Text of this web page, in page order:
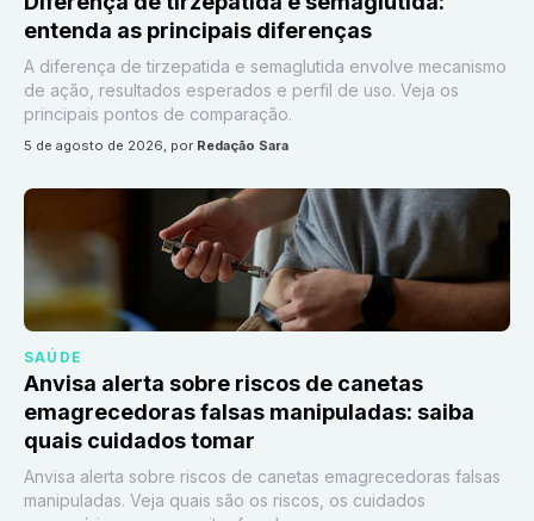
entenda as principais diferenças
A diferença de tirzepatida e semaglutida envolve mecanismo
de ação, resultados esperados e perfil de uso. Veja os
principais pontos de comparação.
5 de agosto de 2026, por Redação Sara
SAÚDE
Anvisa alerta sobre riscos de canetas
emagrecedoras falsas manipuladas: saiba
quais cuidados tomar
Anvisa alerta sobre riscos de canetas emagrecedoras falsas
manipuladas. Veja quais são os riscos, os cuidados